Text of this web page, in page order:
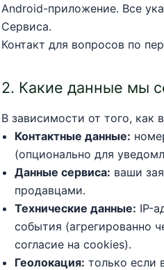
Android-приложение. Все
Сервиса.
Контакт для вопросов по
2. Какие данные мы
В зависимости от того,
Контактные данные:
(опционально для
Данные сервиса: ваши
продавцами.
Технические данные: IP-
события (агрегированно
согласие на cookies).
Геолокация: только если